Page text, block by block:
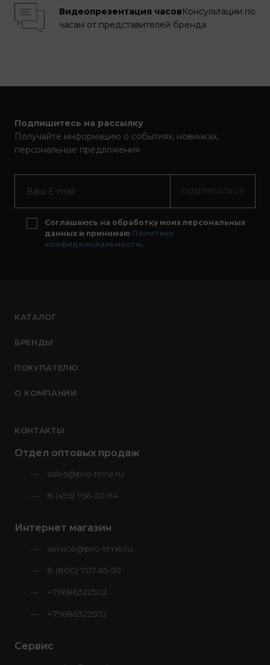
Видеопрезентация часовКонсультации по
часам от представителей бренда
Подпишитесь на рассылку
Получайте информацию о событиях, новинках,
персональные предложения
Соглашаюсь на обработку моих персональных
данных и принимаю Политику
конфиденциальности.
КАТАЛОГ
БРЕНДЫ
ПОКУПАТЕЛЮ
О КОМПАНИИ
КОНТАКТЫ
Отдел оптовых продаж
sales@pro-time.ru
8 (495) 956-20-94
Интернет магазин
service@pro-time.ru
8 (800) 707-65-50
+79686322502
+79686322502
Сервис